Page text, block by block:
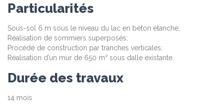
Particularités
Sous-sol 6 m sous le niveau du lac en béton étanche;
Réalisation de sommiers superposés;
Procédé de construction par tranches verticales;
Réalisation d’un mur de 650 m² sous dalle existante.
Durée des travaux
14 mois